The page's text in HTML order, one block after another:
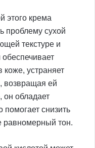
этого крема
проблему сухой
текстуре и
коже, устраняет
возвращая ей
он обладает
помогает снизить
равномерный тон.